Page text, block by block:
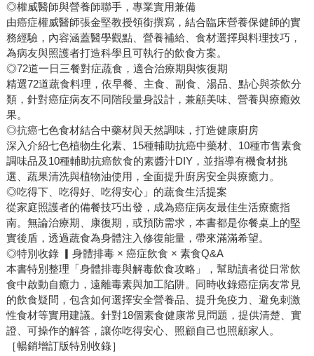
◎權威醫師與營養師聯手，專業實用兼備
由癌症權威醫師張金堅教授領銜撰寫，結合臨床營養保健師的實
務經驗，內容涵蓋醫學觀點、營養補給、食材選擇與料理技巧，
為病友與照護者打造科學且可執行的飲食方案。
◎72道一日三餐對症蔬食，適合治療期與恢復期
精選72道蔬食料理，依早餐、主食、副食、湯品、點心與茶飲分
類，針對癌症病友不同階段量身設計，兼顧美味、營養與療癒效
果。
◎抗癌七色食材結合中藥材與天然調味，打造健康廚房
深入介紹七色植物生化素、15種輔助抗癌中藥材、10種市售素食
調味品及10種輔助抗癌飲食的素醬汁DIY，並指導有機食材挑
選、蔬果清洗與植物油使用，全面提升廚房安全與療癒力。
◎吃得下、吃得好、吃得安心」的蔬食生活提案
從家庭照護者的備餐技巧出發，成為癌症病友最佳生活療癒指
南。無論治療期、康復期，或預防需求，本書都是你餐桌上的堅
實後盾，透過蔬食為身體注入修復能量，帶來滿滿希望。
◎特別收錄 ▎身體排毒 × 癌症飲食 × 素食Q&A
本書特別整理「身體排毒與解毒飲食攻略」，幫助讀者從日常飲
食中啟動自癒力，遠離毒素與加工陷阱。同時收錄癌症病友常見
的飲食疑問，包含如何選擇安全營養品、提升免疫力、避免刺激
性食材等實用建議。針對18個素食健康常見問題，提供清楚、實
證、可操作的解答，讓你吃得安心、照顧自己也照顧家人。
［暢銷增訂版特別收錄］